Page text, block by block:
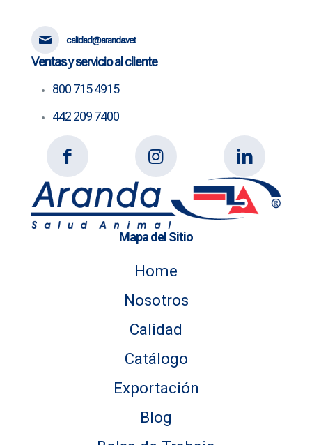
calidad@aranda.vet
Ventas y servicio al cliente
800 715 4915
442 209 7400
Mapa del Sitio
Home
Nosotros
Calidad
Catálogo
Exportación
Blog